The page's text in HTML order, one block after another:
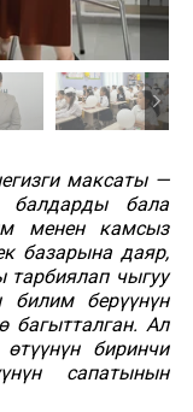
максаты —
балдарды бала
менен камсыз
базарына даяр,
чыгуу
билим берүүнүн
багытталган. Ал
биринчи
сапатынын